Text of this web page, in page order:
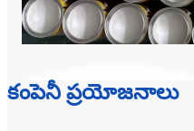
కంపెనీ ప్రయోజనాలు